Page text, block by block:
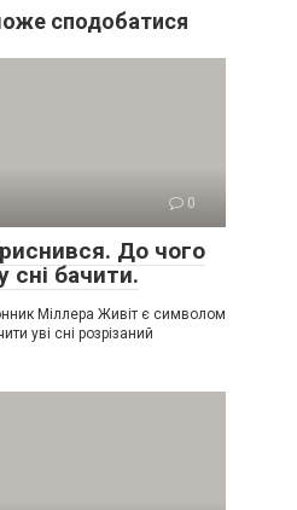
сподобатися
0
До чого
сні бачити.
Міллера Живіт є символом
уві сні розрізаний